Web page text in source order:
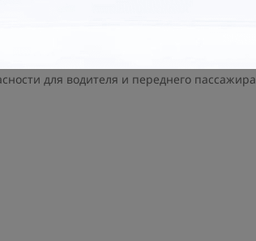
для водителя и переднего пассажира